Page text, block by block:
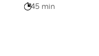
45 min